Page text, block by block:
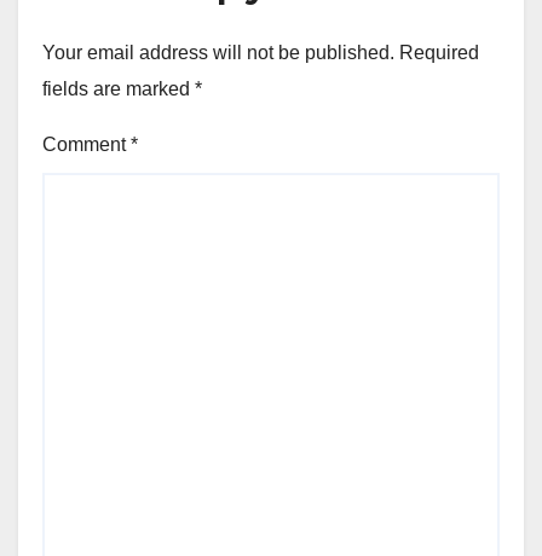
Your email address will not be published. Required
fields are marked *
Comment*